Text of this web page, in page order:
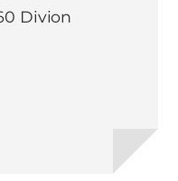
Divion